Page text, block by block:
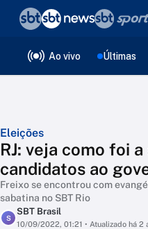
Ao vivo Últimas
Eleições
RJ: veja como foi
candidatos ao
Freixo se encontrou com
sabatina no SBT Rio
S
SBT Brasil
10/09/2022, 01:21 • Atualizado há 2
❮voltar
Editorias